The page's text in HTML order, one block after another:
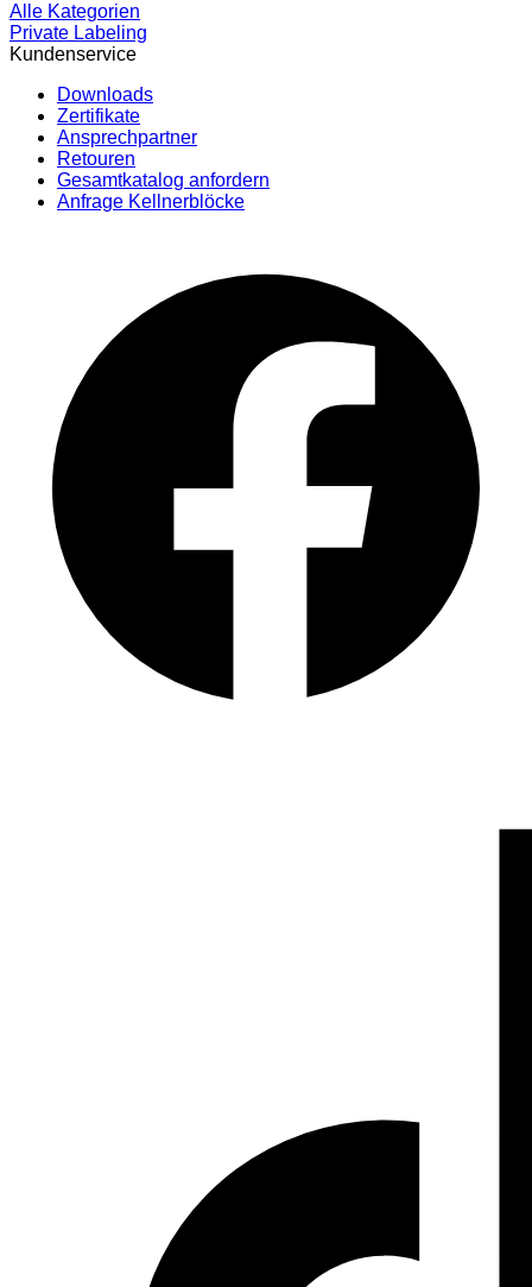
Alle Kategorien
Private Labeling
Kundenservice
Downloads
Zertifikate
Ansprechpartner
Retouren
Gesamtkatalog anfordern
Anfrage Kellnerblöcke